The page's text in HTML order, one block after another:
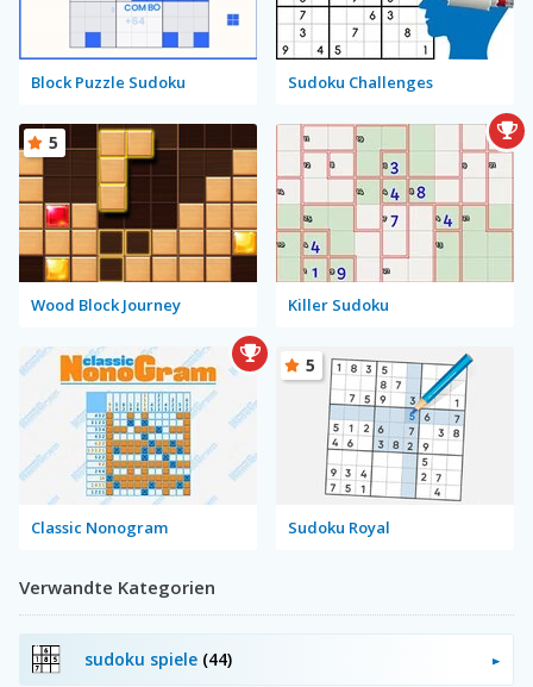
Block Puzzle Sudoku Sudoku Challenges
Wood Block Journey
5
Killer Sudoku
Classic Nonogram Sudoku Royal
5
Verwandte Kategorien
sudoku spiele (44)